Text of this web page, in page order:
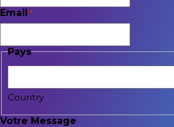
Email *
Pays
Country
Votre Message